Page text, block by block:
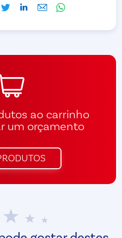
ao carrinho
um orçamento